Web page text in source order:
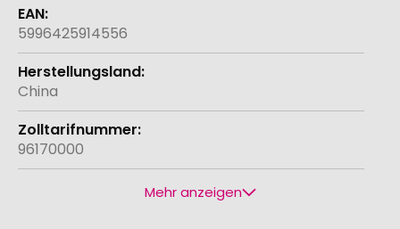
5996425914556
China
96170000
Mehr anzeigen